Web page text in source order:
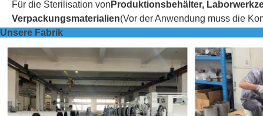
Für die Sterilisation von Produktionsbehälter,
Verpackungsmaterialien(Vor der Anwendung muss die
Unsere Fabrik